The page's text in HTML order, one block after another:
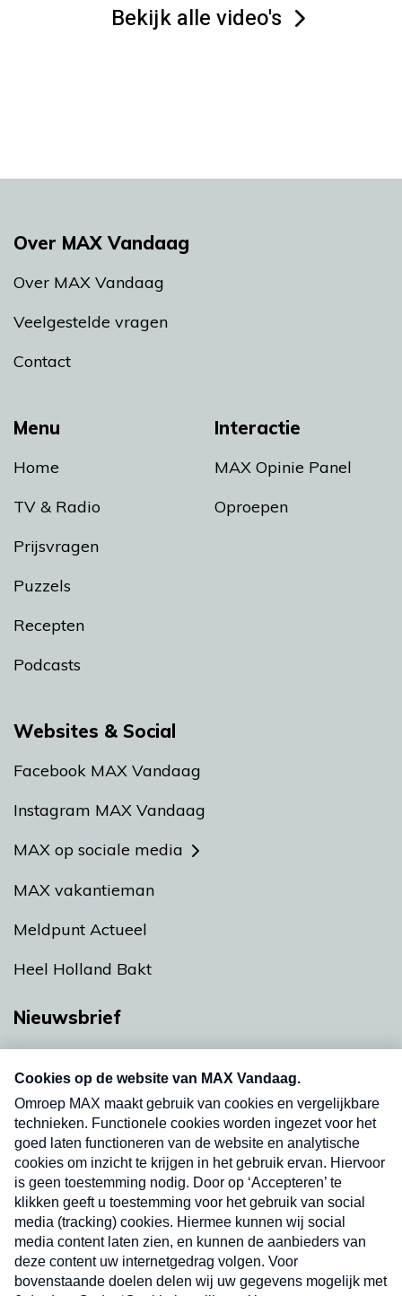
Bekijk alle video's
Menu
Home
TV & Radio
Prijsvragen
Puzzels
Recepten
Podcasts
Interactie
MAX Opinie Panel
Oproepen
Over MAX Vandaag
Over MAX Vandaag
Veelgestelde vragen
Contact
Websites & Social
Facebook MAX Vandaag
Instagram MAX Vandaag
MAX op sociale media
MAX vakantieman
Meldpunt Actueel
Heel Holland Bakt
Nieuwsbrief
nieuwsbrief. Elke vrijdag- en dinsdagochtend in
uw mailbox.
Verzend